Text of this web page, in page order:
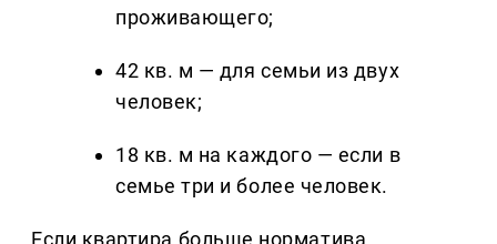
проживающего;
42 кв. м — для семьи из двух
человек;
18 кв. м на каждого — если в
семье три и более человек.
Если квартира больше норматива,